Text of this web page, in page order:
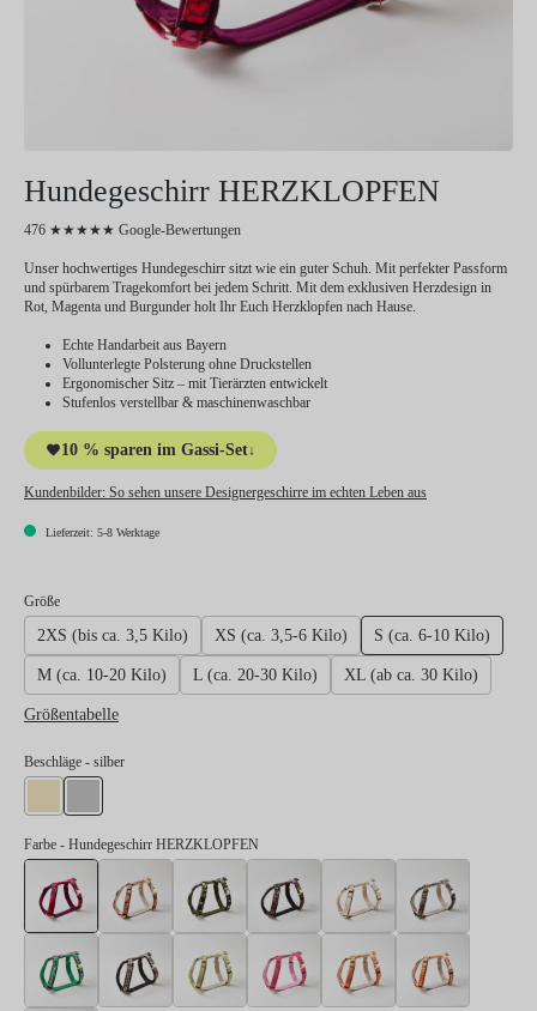
Hundegeschirr HERZKLOPFEN
476 ★★★★★ Google-Bewertungen
Unser hochwertiges Hundegeschirr sitzt wie ein guter Schuh. Mit perfekter Passform
und spürbarem Tragekomfort bei jedem Schritt. Mit dem exklusiven Herzdesign in
Rot, Magenta und Burgunder holt Ihr Euch Herzklopfen nach Hause.
Echte Handarbeit aus Bayern
Vollunterlegte Polsterung ohne Druckstellen
Ergonomischer Sitz – mit Tierärzten entwickelt
Stufenlos verstellbar & maschinenwaschbar
10 % sparen im Gassi-Set↓
Kundenbilder: So sehen unsere Designergeschirre im echten Leben aus
Lieferzeit: 5-8 Werktage
Größeauswählen
2XS (bis ca. 3,5 Kilo) XS (ca. 3,5-6 Kilo) S (ca. 6-10 Kilo)
M (ca. 10-20 Kilo) L (ca. 20-30 Kilo) XL (ab ca. 30 Kilo)
Größentabelle
Beschlägeauswählen
- silber
Farbe - Hundegeschirr HERZKLOPFEN